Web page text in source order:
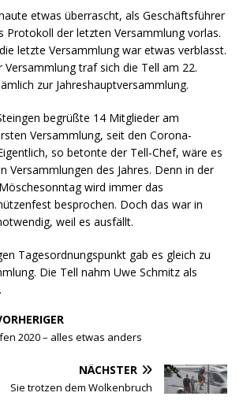
etwas überrascht, als Geschäftsführer
Protokoll der letzten Versammlung vorlas.
letzte Versammlung war etwas verblasst.
Versammlung traf sich die Tell am 22.
zur Jahreshauptversammlung.
begrüßte 14 Mitglieder am
Versammlung, seit den Corona-
so betonte der Tell-Chef, wäre es
Versammlungen des Jahres. Denn in der
wird immer das
besprochen. Doch das war in
weil es ausfällt.
Tagesordnungspunkt gab es gleich zu
Die Tell nahm Uwe Schmitz als
2020 – alles etwas anders
NÄCHSTER
Sie trotzen dem Wolkenbruch